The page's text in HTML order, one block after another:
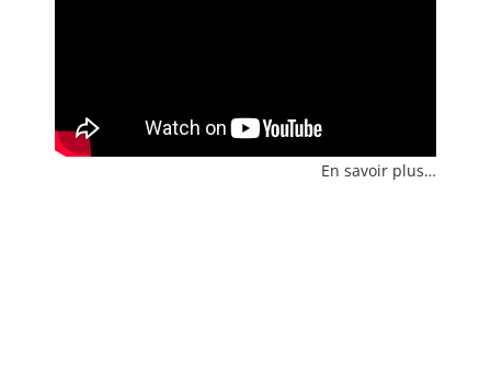
En savoir plus…